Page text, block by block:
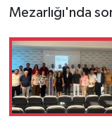
Mezarlığı'nda